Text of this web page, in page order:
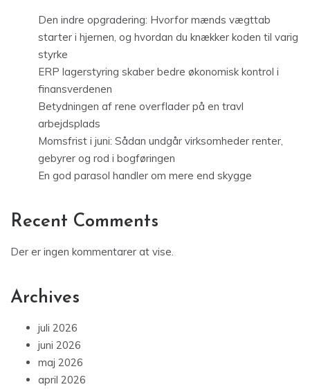
Den indre opgradering: Hvorfor mænds vægttab
starter i hjernen, og hvordan du knækker koden til varig
styrke
ERP lagerstyring skaber bedre økonomisk kontrol i
finansverdenen
Betydningen af rene overflader på en travl
arbejdsplads
Momsfrist i juni: Sådan undgår virksomheder renter,
gebyrer og rod i bogføringen
En god parasol handler om mere end skygge
Recent Comments
Der er ingen kommentarer at vise.
Archives
juli 2026
juni 2026
maj 2026
april 2026